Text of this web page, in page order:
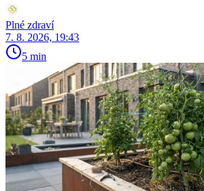
Plné zdraví
7. 8. 2026, 19:43
5 min